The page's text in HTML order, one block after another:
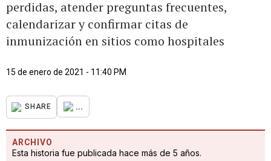
perdidas, atender preguntas frecuentes,
calendarizar y confirmar citas de
inmunización en sitios como hospitales
15 de enero de 2021 - 11:40 PM
SHARE ...
ARCHIVO
Esta historia fue publicada hace más de 5 años.